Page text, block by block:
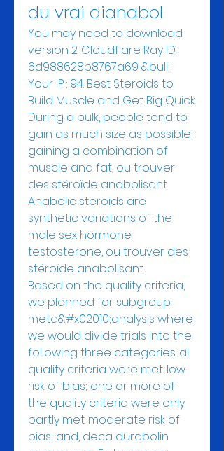
du vrai dianabol
You may need to download
version 2. Cloudflare Ray ID:
6d988628b8767a69 &bull;
Your IP : 94. Best Steroids to
Build Muscle and Get Big Quick.
During a bulk, people tend to
gain as much size as possible;
gaining a combination of
muscle and fat, ou trouver
des stéroïde anabolisant.
Anabolic steroids are
synthetic variations of the
male sex hormone
testosterone, ou trouver des
stéroïde anabolisant.
Based on the quality criteria,
we planned for subgroup
meta&#x02010;analysis where
we would divide trials into the
following three categories: all
quality criteria were met: low
risk of bias; one or more of
the quality criteria were only
partly met: moderate risk of
bias; and, deca durabolin